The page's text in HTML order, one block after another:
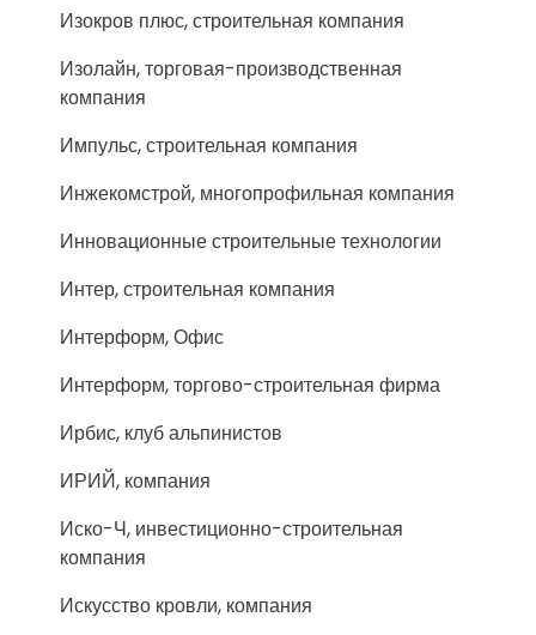
Изокров плюс, строительная компания
Изолайн, торговая-производственная
компания
Импульс, строительная компания
Инжекомстрой, многопрофильная компания
Инновационные строительные технологии
Интер, строительная компания
Интерформ, Офис
Интерформ, торгово-строительная фирма
Ирбис, клуб альпинистов
ИРИЙ, компания
Иско-Ч, инвестиционно-строительная
компания
Искусство кровли, компания